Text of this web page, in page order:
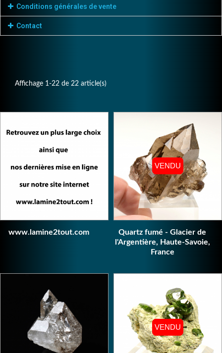
Conditions générales de vente
Contact
Affichage 1-22 de 22 article(s)
www.lamine2tout.com
VENDU
VENDU
Quartz fumé - Glacier de
l'Argentière, Haute-Savoie,
France
VENDU
VENDU